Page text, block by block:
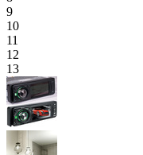
9
10
11
12
13